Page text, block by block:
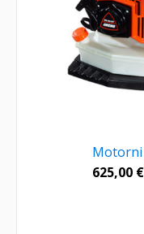
Motorni
625,00 €